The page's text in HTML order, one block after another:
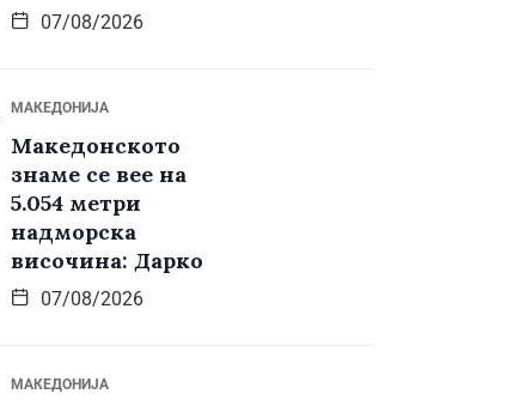
07/08/2026
МАКЕДОНИЈА
Македонското
знаме се вее на
5.054 метри
надморска
височина: Дарко
07/08/2026
МАКЕДОНИЈА